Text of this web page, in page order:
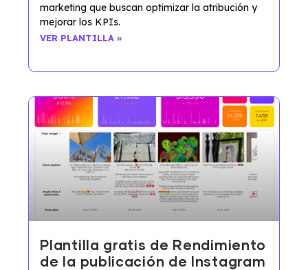
marketing que buscan optimizar la atribución y
mejorar los KPIs.
VER PLANTILLA »
Plantilla gratis de Rendimiento
de la publicación de Instagram